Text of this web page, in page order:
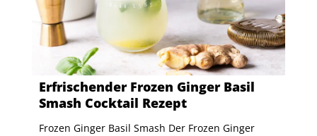
Erfrischender Frozen Ginger Basil
Smash Cocktail Rezept
Frozen Ginger Basil Smash Der Frozen Ginger